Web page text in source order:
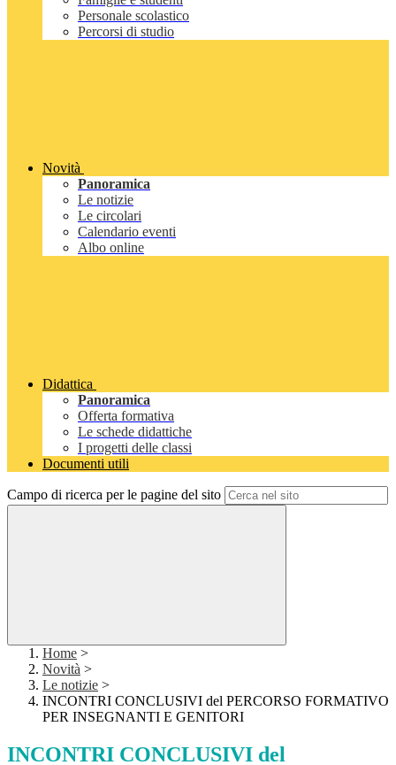
Personale scolastico
Percorsi di studio
Novità
Panoramica
Le notizie
Le circolari
Calendario eventi
Albo online
Didattica
Panoramica
Offerta formativa
Le schede didattiche
I progetti delle classi
Documenti utili
Campo di ricerca per le pagine del sito
Home >
Novità >
Le notizie >
INCONTRI CONCLUSIVI del PERCORSO FORMATIVO
PER INSEGNANTI E GENITORI
INCONTRI CONCLUSIVI del